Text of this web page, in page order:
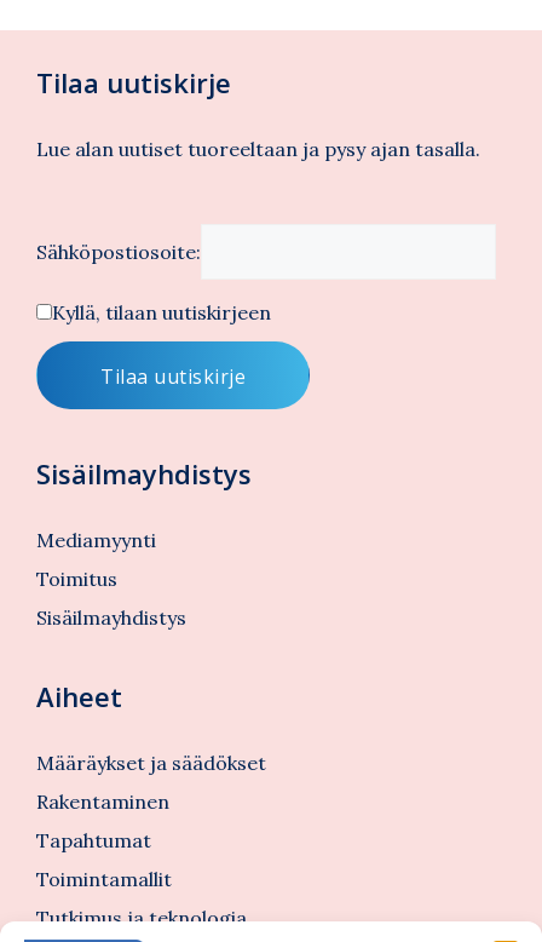
Tilaa uutiskirje
Lue alan uutiset tuoreeltaan ja pysy ajan tasalla.
Sähköpostiosoite:
Kyllä, tilaan uutiskirjeen
Sisäilmayhdistys
Mediamyynti
Toimitus
Sisäilmayhdistys
Aiheet
Määräykset ja säädökset
Rakentaminen
Tapahtumat
Toimintamallit
Tutkimus ja teknologia